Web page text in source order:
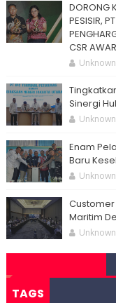
DORONG
PESISIR,
CSR
Unknown
Sinergi
Unknown
Enam
Baru
Unknown
Maritim
Unknown
TAGS